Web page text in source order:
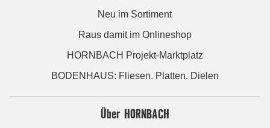
Neu im Sortiment
Raus damit im Onlineshop
HORNBACH Projekt-Marktplatz
BODENHAUS: Fliesen. Platten. Dielen
Über HORNBACH